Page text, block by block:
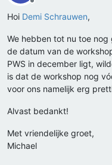
Offline
Hoi Demi Schrauwen,
We hebben tot nu toe
de datum van de
PWS in december ligt,
is dat de workshop nog
voor ons namelijk erg
Alvast bedankt!
Met vriendelijke groet,
Michael